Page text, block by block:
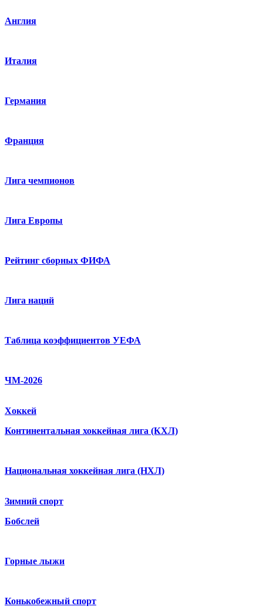
Англия
Италия
Германия
Франция
Лига чемпионов
Лига Европы
Рейтинг сборных ФИФА
Лига наций
Таблица коэффициентов УЕФА
ЧМ-2026
Хоккей
Континентальная хоккейная лига (КХЛ)
Национальная хоккейная лига (НХЛ)
Зимний спорт
Бобслей
Горные лыжи
Конькобежный спорт